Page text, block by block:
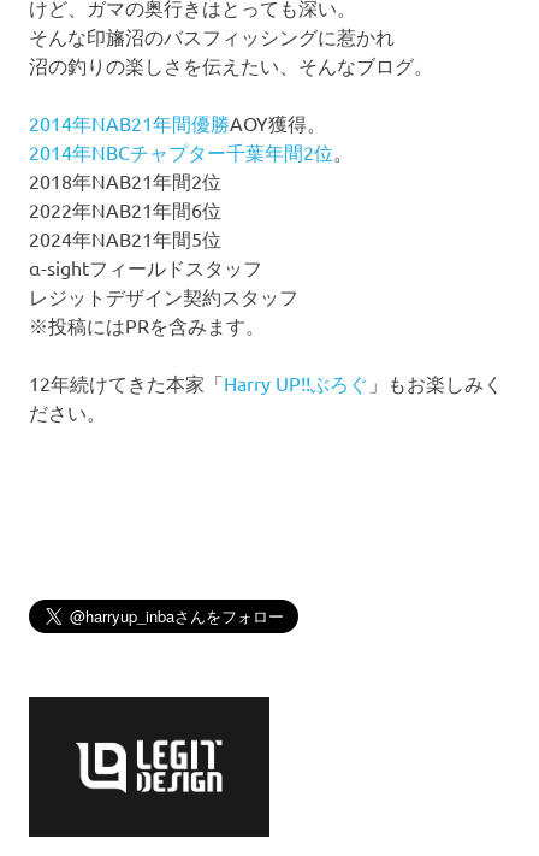
けど、ガマの奥行きはとっても深い。
そんな印旛沼のバスフィッシングに惹かれ
沼の釣りの楽しさを伝えたい、そんなブログ。
2014年NAB21年間優勝AOY獲得。
2014年NBCチャプター千葉年間2位
2018年NAB21年間2位
2022年NAB21年間6位
2024年NAB21年間5位
α-sightフィールドスタッフ
レジットデザイン契約スタッフ
※投稿にはPRを含みます。
12年続けてきた本家「Harry UP!!ぶろぐ 」もお楽しみく
ださい。